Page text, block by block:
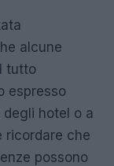
alcune
tutto
espresso
hotel o a
ricordare che
possono